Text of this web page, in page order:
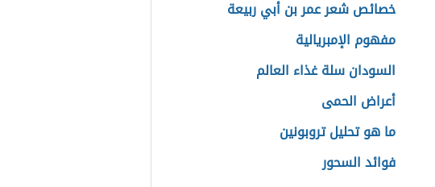
خصائص شعر عمر بن أبي ربيعة
مفهوم الإمبريالية
السودان سلة غذاء العالم
أعراض الحمى
ما هو تحليل تروبونين
فوائد السحور